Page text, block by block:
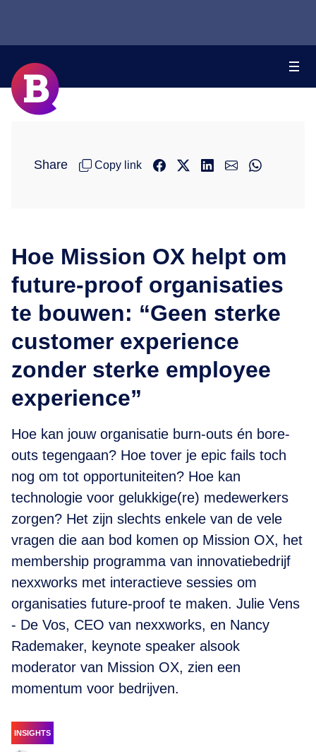
Share Copy link
Hoe Mission OX helpt om
future-proof organisaties
te bouwen: “Geen sterke
customer experience
zonder sterke employee
experience”
Hoe kan jouw organisatie burn-outs én bore-
outs tegengaan? Hoe tover je epic fails toch
nog om tot opportuniteiten? Hoe kan
technologie voor gelukkige(re) medewerkers
zorgen? Het zijn slechts enkele van de vele
vragen die aan bod komen op Mission OX, het
membership programma van innovatiebedrijf
nexxworks met interactieve sessies om
organisaties future-proof te maken. Julie Vens
- De Vos, CEO van nexxworks, en Nancy
Rademaker, keynote speaker alsook
moderator van Mission OX, zien een
momentum voor bedrijven.
INSIGHTS